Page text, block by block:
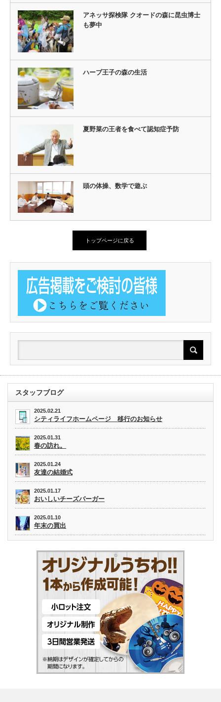
アネッサ探検隊 クオードの森に昆虫博士
も夢中
ハーブ王子の森の生活
夏野菜の王者を食べて認知症予防
頭の体操、数学で遊ぶ
トップページに戻る
スタッフブログ
2025.02.21
シティライフホームページ 移行のお知らせ
2025.01.31
春の訪れ。
2025.01.24
友達の結婚式
2025.01.17
おいしいチーズバーガー
2025.01.10
年末の買出